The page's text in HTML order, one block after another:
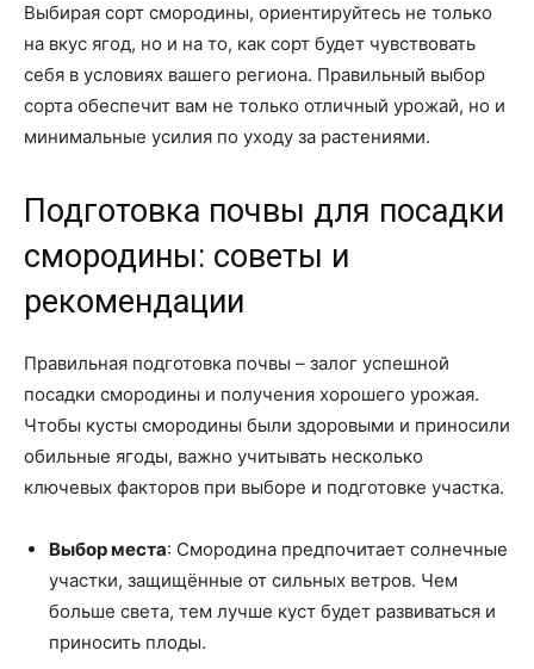
Выбирая сорт смородины, ориентируйтесь не только
на вкус ягод, но и на то, как сорт будет чувствовать
себя в условиях вашего региона. Правильный выбор
сорта обеспечит вам не только отличный урожай, но и
минимальные усилия по уходу за растениями.
Подготовка почвы для посадки
смородины: советы и
рекомендации
Правильная подготовка почвы – залог успешной
посадки смородины и получения хорошего урожая.
Чтобы кусты смородины были здоровыми и приносили
обильные ягоды, важно учитывать несколько
ключевых факторов при выборе и подготовке участка.
Выбор места: Смородина предпочитает солнечные
участки, защищённые от сильных ветров. Чем
больше света, тем лучше куст будет развиваться и
приносить плоды.